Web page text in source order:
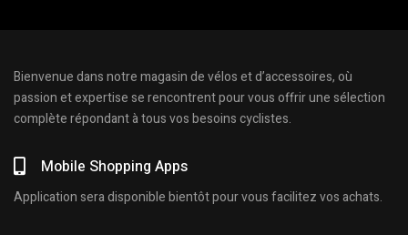
Bienvenue dans notre magasin de vélos et d’accessoires, où
passion et expertise se rencontrent pour vous offrir une sélection
complète répondant à tous vos besoins cyclistes.
Mobile Shopping Apps
Application sera disponible bientôt pour vous facilitez vos achats.